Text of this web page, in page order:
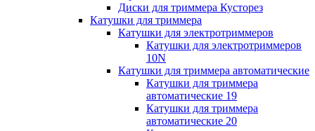
Диски для триммера Кусторез
Катушки для триммера
Катушки для электротриммеров
Катушки для электротриммеров
10N
Катушки для триммера автоматические
Катушки для триммера
автоматические 19
Катушки для триммера
автоматические 20